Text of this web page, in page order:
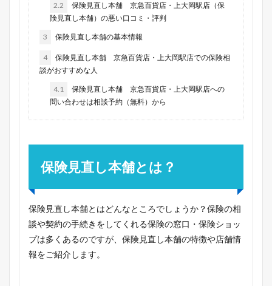
2.2
保険見直し本舗 京急百貨店・上大岡駅店（保
険見直し本舗）の悪い口コミ・評判
3 保険見直し本舗の基本情報
4
保険見直し本舗 京急百貨店・上大岡駅店での保険相
談がおすすめな人
4.1
保険見直し本舗 京急百貨店・上大岡駅店への
問い合わせは相談予約（無料）から
保険見直し本舗とは？
保険見直し本舗とはどんなところでしょうか？保険の相
談や契約の手続きをしてくれる保険の窓口・保険ショッ
プは多くあるのですが、保険見直し本舗の特徴や店舗情
報をご紹介します。